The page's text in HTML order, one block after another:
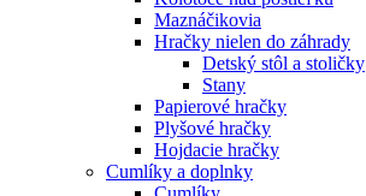
Maznáčikovia
Hračky nielen do záhrady
Detský stôl a stoličky
Stany
Papierové hračky
Plyšové hračky
Hojdacie hračky
Cumlíky a doplnky